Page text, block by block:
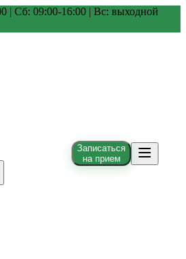
| Сб: 09:00-16:00 | Вс: выходной
Записаться
на прием